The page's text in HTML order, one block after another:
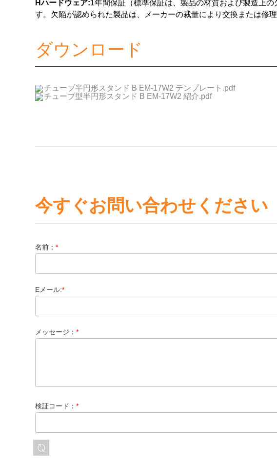
Hハードウェア:1年間保証（標準保証は、製品の材質および製造上
す。欠陥が認められた製品は、メーカーの裁量により交換または修理
ダウンロード
チューブ半円形スタンド B EM-17W2 テンプレート.pdf
チューブ型半円形スタンド B EM-17W2 紹介.pdf
今すぐお問い合わせください
名前： *
Eメール:*
メッセージ： *
検証コード： *